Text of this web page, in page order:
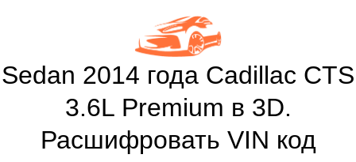
Sedan 2014 года Cadillac CTS
3.6L Premium в 3D.
Расшифровать VIN код